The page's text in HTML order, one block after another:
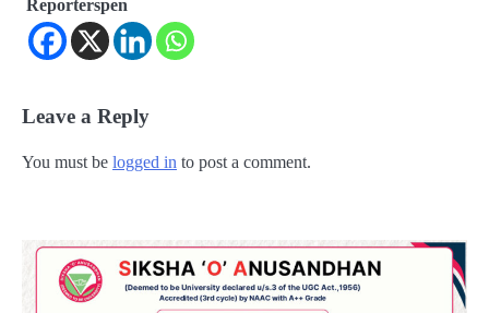
Reporterspen
Leave a Reply
You must be logged in to post a comment.